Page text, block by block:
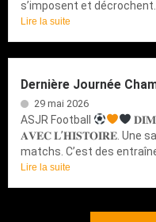
s’imposent et décrochent...
Lire la suite
Dernière Journée
29 mai 2026
ASJR Football
𝐀𝐕𝐄𝐂 𝐋’𝐇𝐈𝐒𝐓𝐎𝐈𝐑𝐄. Une
matchs. C’est des
Lire la suite